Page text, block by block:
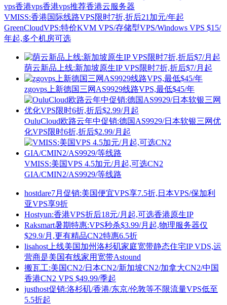
vps香港vps香港vps推荐香港云服务器
VMISS:香港国际线路VPS限时7折,折后21加元/年起
GreenCloudVPS:特价KVM VPS/存储型VPS/Windows VPS $15/
年起,多个机房可选
荫云新品上线:新加坡原生IP VPS限时7折,折后$7/月起
zgovps上新德国三网AS9929线路VPS,最低$45/年
OuluCloud欧路云年中促销:德国AS9929/日本软银三网优
化VPS限时6折,折后$2.99/月起
VMISS:美国VPS 4.5加元/月起,可选CN2
GIA/CMIN2/AS9929/等线路
hostdare7月促销:美国便宜VPS享7.5折,日本VPS/保加利
亚VPS享9折
Hostyun:香港VPS折后18元/月起,可选香港原生IP
Raksmart暑期特惠:VPS秒杀$3.99/月起,物理服务器仅
$29.9/月,更有精品CN2特惠6.5折
lisahost上线美国加州洛杉矶家庭宽带静态住宅IP VDS,运
营商是美国有线家用宽带Astound
搬瓦工:美国CN2/日本CN2/新加坡CN2/加拿大CN2/中国
香港CN2 VPS $49.99/季起
justhost促销:洛杉矶/香港/东京/伦敦等不限流量VPS低至
5.5折起